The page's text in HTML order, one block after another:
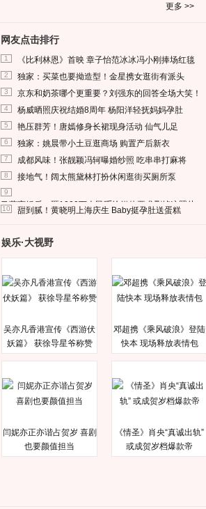
更多 >>
网友点击排行
1 《比利林恩》首映 章子怡范冰冰冯小刚捧场红毯
2 独家：买菜也要拗造型！金星携女逛街有派头
3 京东和奶茶哪个更重要？刘强东的回答全场大笑！
4 杨威晒照庆祝结婚8周年 杨阳洋轻抚妈妈孕肚
5 艳压群芳！唐嫣修身长裙现身活动 仙气儿足
6 独家：姚晨带小土豆逛商场 购置产后新衣
7 成都风味！张靓颖冯轲曝婚纱照 吃串串打麻将
8 接地气！阔太熊黛林打扮休闲逛街买厕所泵
9
马蓉离婚后，砸1000万人民币给媒体要求删掉这照片
10 甜到腻！黄晓明上海庆生 Baby挺孕肚送蛋糕
娱乐·大视野
吴亦凡香港宣传《西游伏
妖篇》 获徐导星爷称赞
邓超携《乘风破浪》登陆
快本 现场释放表情包
闫妮亦正亦谐占贺岁 喜剧
也要颜值担当
《情圣》肖央“真诚出轨”
或成贺岁档爆款帝